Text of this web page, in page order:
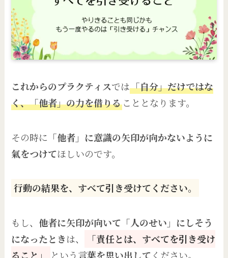
これからのプラクティスでは「自分」だけではな
く、「他者」の力を借りることとなります。
その時に 「他者」に意識の矢印が向かないように
氣をつけてほしいのです。
行動の結果を、すべて引き受けてください。
もし、 他者に矢印が向いて「人のせい」にしそう
になったときは、
「責任とは、すべてを引き受け
ること」
という 言葉を思い出して ください。